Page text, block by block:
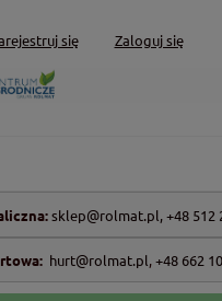
się Zaloguj się
sklep@rolmat.pl, +48 512
hurt@rolmat.pl,+48 662